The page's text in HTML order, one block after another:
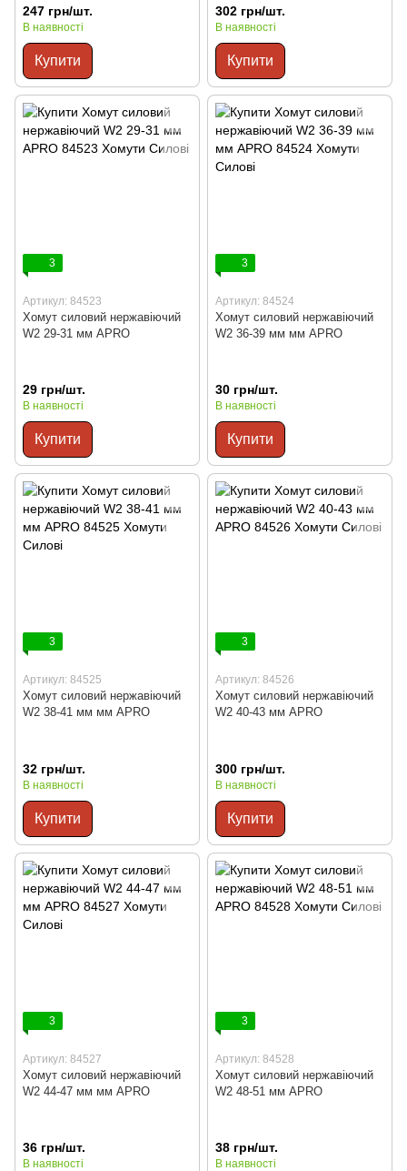
247 грн/шт.
В наявності
Купити
302 грн/шт.
В наявності
Купити
3
Артикул: 84523
Хомут силовий нержавіючий
W2 29-31 мм APRO
29 грн/шт.
В наявності
Купити
3
Артикул: 84524
Хомут силовий нержавіючий
W2 36-39 мм мм APRO
30 грн/шт.
В наявності
Купити
3
Артикул: 84525
Хомут силовий нержавіючий
W2 38-41 мм мм APRO
32 грн/шт.
В наявності
Купити
3
Артикул: 84526
Хомут силовий нержавіючий
W2 40-43 мм APRO
300 грн/шт.
В наявності
Купити
3
Артикул: 84527
Хомут силовий нержавіючий
W2 44-47 мм мм APRO
36 грн/шт.
В наявності
3
Артикул: 84528
Хомут силовий нержавіючий
W2 48-51 мм APRO
38 грн/шт.
В наявності